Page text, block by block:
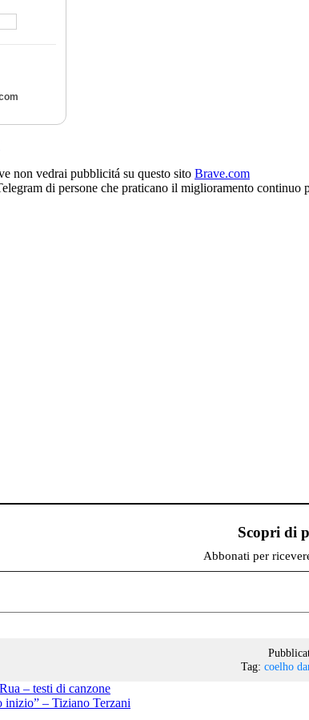
non vedrai pubblicitá su questo sito Brave.com
di persone che praticano il miglioramento continuo
Scopri di
Abbonati per
Tag: coelho
– testi di canzone
– Tiziano Terzani